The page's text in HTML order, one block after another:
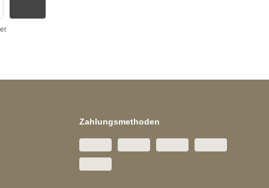
Zahlungsmethoden